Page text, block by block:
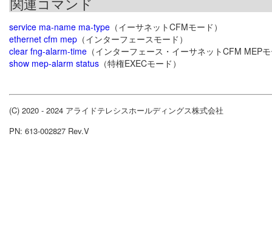
service ma-name ma-type （イーサネットCFMモード）
ethernet cfm mep （インターフェースモード）
clear fng-alarm-time （インターフェース・イーサネットCFM MEP
show mep-alarm status （特権EXECモード）
(C) 2020 - 2024 アライドテレシスホールディングス株式会社
PN: 613-002827 Rev.V